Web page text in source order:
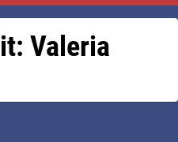
Valeria